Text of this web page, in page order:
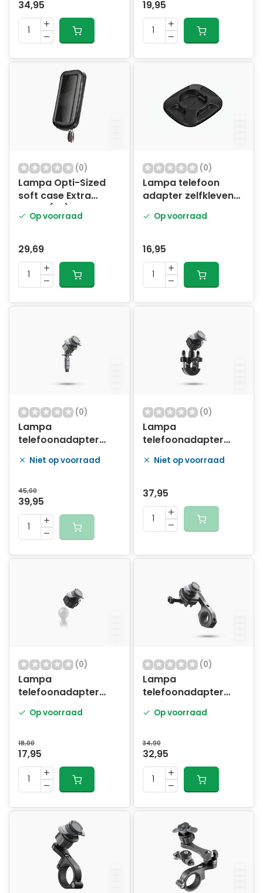
34,95 19,95
(0)
Lampa Opti-Sized
soft case Extra
Large (XL)
Op voorraad
29,69
(0)
Lampa telefoon
adapter zelfklevend
Op voorraad
16,95
(0)
Lampa
telefoonadapter
kroonplaat Pro
10/25mm
Niet op voorraad
45,00
39,95
(0)
Lampa
telefoonadapter
Opti U-Type o.a.
fatbike
Niet op voorraad
37,95
(0)
Lampa
telefoonadapter
Opti-Adapter 25mm
ballsOp voorraad
18,00
17,95
(0)
Lampa
telefoonadapter
Opti-Combo stuur
Op voorraad
34,90
32,95